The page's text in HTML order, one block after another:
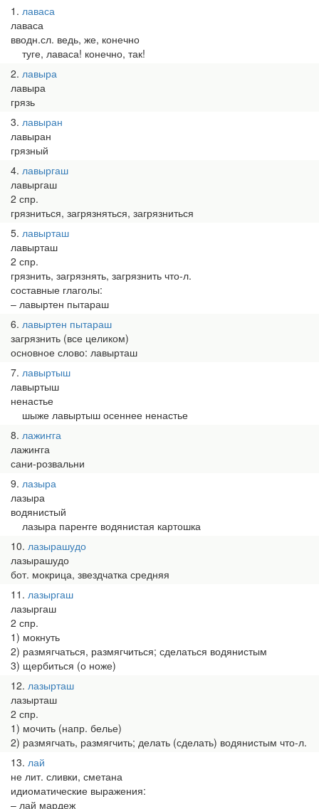
1 лаваса
лаваса
вводн.сл. ведь, же, конечно
туге, лаваса! конечно, так!
2 лавыра
лавыра
грязь
3 лавыран
лавыран
грязный
4 лавыргаш
лавыргаш
2 спр.
грязниться, загрязняться, загрязниться
5 лавырташ
лавырташ
2 спр.
грязнить, загрязнять, загрязнить что-л.
составные глаголы:
– лавыртен пытараш
6 лавыртен пытараш
загрязнить (все целиком)
основное слово: лавырташ
7 лавыртыш
лавыртыш
ненастье
шыже лавыртыш осеннее ненастье
8 лажиҥга
лажиҥга
сани-розвальни
9 лазыра
лазыра
водянистый
лазыра пареҥге водянистая картошка
10 лазырашудо
лазырашудо
бот. мокрица, звездчатка средняя
11 лазыргаш
лазыргаш
2 спр.
1) мокнуть
2) размягчаться, размягчиться; сделаться водянистым
3) щербиться (о ноже)
12 лазырташ
лазырташ
2 спр.
1) мочить (напр. белье)
2) размягчать, размягчить; делать (сделать) водянистым что-л.
13 лай
не лит. сливки, сметана
идиоматические выражения:
– лай мардеж